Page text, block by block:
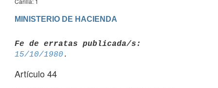
MINISTERIO DE HACIENDA
Fe de erratas publicada/s:
15/10/1980
Artículo 44